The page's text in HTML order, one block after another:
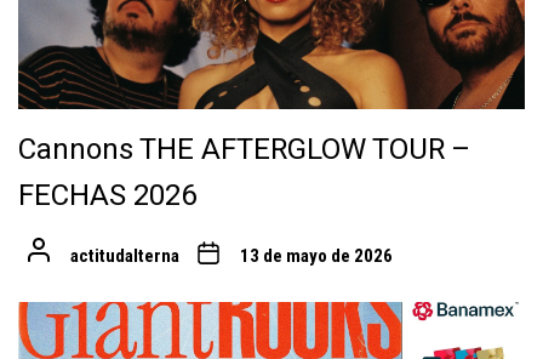
Cannons THE AFTERGLOW TOUR –
FECHAS 2026
actitudalterna 13 de mayo de 2026